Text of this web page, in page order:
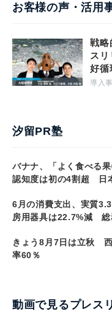
お客様の声・活用
戦略
ス
好循
導入
汐留PR塾
バナナ、「よく食べる
認知度は初の4割超 日
6月の消費支出、実質
房用器具は22.7%減 総
きょう8月7日は立秋
率60％
動画で見るプレス